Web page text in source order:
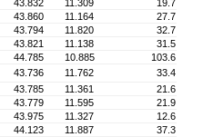
43.832 11.309
19.7
43.860 11.164
27.7
43.794 11.820
32.7
43.821 11.138
31.5
44.785 10.885
103.6
43.736 11.762
33.4
43.785 11.361
21.6
43.779 11.595
21.9
43.975 11.327
12.6
44.123 11.887
37.3